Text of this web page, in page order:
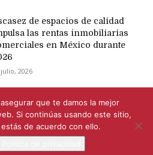
de espacios de calidad
las rentas inmobiliarias
en México durante
2026
Theme by TagDiv
que te damos la mejor
Si continúas usando este sitio,
de acuerdo con ello.